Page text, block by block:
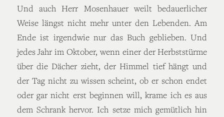
Und auch Herr Mosenhauer weilt bedauerlicher
Weise längst nicht mehr unter den Lebenden. Am
Ende ist irgendwie nur das Buch geblieben. Und
jedes Jahr im Oktober, wenn einer der Herbststürme
über die Dächer zieht, der Himmel tief hängt und
der Tag nicht zu wissen scheint, ob er schon endet
oder gar nicht erst beginnen will, krame ich es aus
dem Schrank hervor. Ich setze mich gemütlich hin